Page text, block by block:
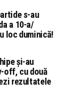
s-au
a 10-a/
loc duminică!
și-au
off, cu două
rezultatele